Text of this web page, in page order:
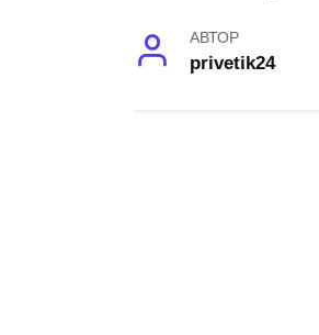
АВТОР
privetik24